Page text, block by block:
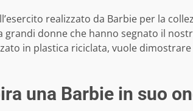
realizzato da Barbie per la
grandi donne che hanno segnato il
in plastica riciclata, vuole
una Barbie in suo